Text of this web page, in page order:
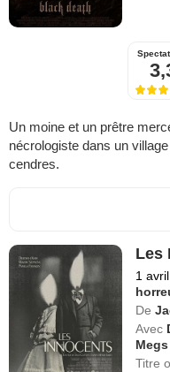
Un moine et un prêtre
nécrologiste dans un
cendres.
Les
1
De
Avec
Titre